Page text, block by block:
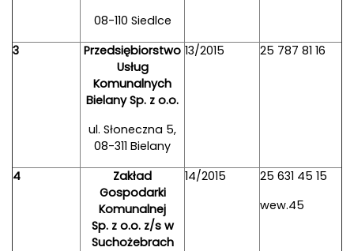
08-110 Siedlce
3
Przedsiębiorstwo
Usług
Komunalnych
Bielany Sp. z o.o.
ul. Słoneczna 5,
08-311 Bielany
13/2015 25 787 81 16
4
Zakład
Gospodarki
Komunalnej
Sp. z o.o. z/s w
Suchożebrach
14/2015
25 631 45 15
wew.45